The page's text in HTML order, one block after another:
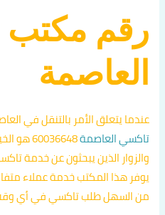
رقم مكتب
العاصمة
عندما يتعلق الأمر بالتنقل في
تاكسي العاصمة
والزوار الذين يبحثون عن خدمة
يوفر هذا المكتب خدمة عملاء
من السهل طلب تاكسي في أي